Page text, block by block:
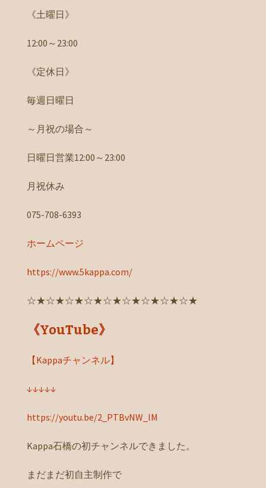
《土曜日》
12:00～23:00
《定休日》
毎週日曜日
～月祝の場合～
日曜日営業12:00～23:00
月祝休み
075-708-6393
ホームページ
https://www.5kappa.com/
☆★☆★☆★☆★☆★☆★☆★☆★☆★
《YouTube》
【Kappaチャンネル】
↓↓↓↓↓
https://youtu.be/2_PTBvNW_lM
Kappa石橋の初チャンネルできました。
まだまだ初自主制作で